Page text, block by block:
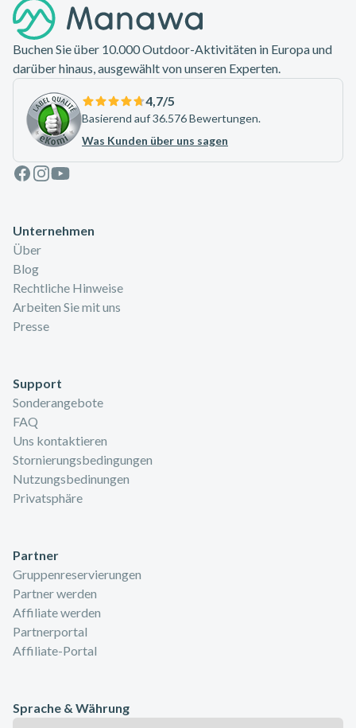
Buchen Sie über 10.000 Outdoor-Aktivitäten in Europa und
darüber hinaus, ausgewählt von unseren Experten.
4,7/5
Basierend auf 36.576 Bewertungen.
Was Kunden über uns sagen
Facebook
Instagram
Youtube
Unternehmen
Über
Blog
Rechtliche Hinweise
Arbeiten Sie mit uns
Presse
Support
Sonderangebote
FAQ
Uns kontaktieren
Stornierungsbedingungen
Nutzungsbedinungen
Privatsphäre
Partner
Gruppenreservierungen
Partner werden
Affiliate werden
Partnerportal
Affiliate-Portal
Sprache & Währung